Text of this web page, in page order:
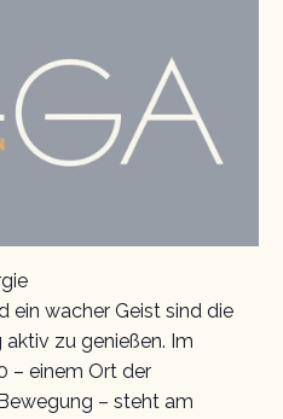
ein wacher Geist sind die
zu genießen. Im
– einem Ort der
– steht am